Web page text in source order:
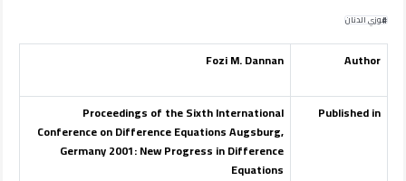
فوزي الدنان
Author
Fozi M. Dannan
Published in
Proceedings of the Sixth International
Conference on Difference Equations Augsburg,
Germany 2001: New Progress in Difference
Equations